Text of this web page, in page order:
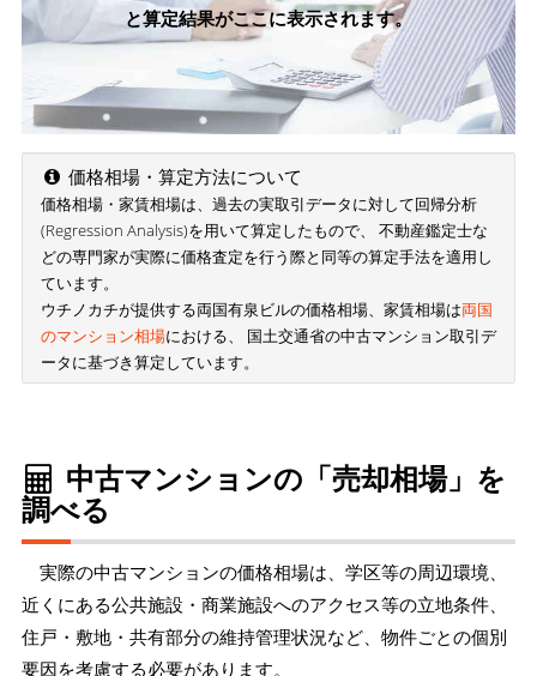
と算定結果がここに表示されます。
価格相場・算定方法について
価格相場・家賃相場は、過去の実取引データに対して回帰分析
(Regression Analysis)を用いて算定したもので、 不動産鑑定士な
どの専門家が実際に価格査定を行う際と同等の算定手法を適用し
ています。
ウチノカチが提供する両国有泉ビルの価格相場、家賃相場は両国
のマンション相場における、 国土交通省の中古マンション取引デ
ータに基づき算定しています。
中古マンションの「売却相場」を
調べる
実際の中古マンションの価格相場は、学区等の周辺環境、
近くにある公共施設・商業施設へのアクセス等の立地条件、
住戸・敷地・共有部分の維持管理状況など、物件ごとの個別
要因を考慮する必要があります。